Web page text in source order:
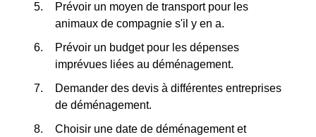
Prévoir un moyen de transport pour les
animaux de compagnie s'il y en a.
Prévoir un budget pour les dépenses
imprévues liées au déménagement.
Demander des devis à différentes entreprises
de déménagement.
Choisir une date de déménagement et